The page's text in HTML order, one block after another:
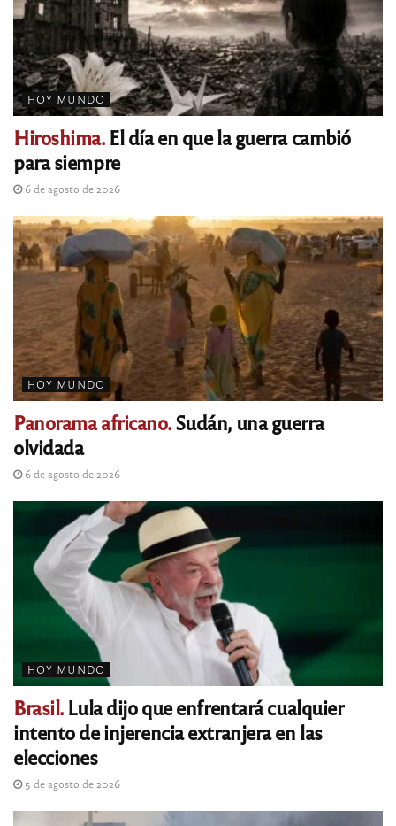
HOY MUNDO
Hiroshima.El día en que la guerra cambió
para siempre
6 de agosto de 2026
HOY MUNDO
Panorama africano.Sudán, una guerra
olvidada
6 de agosto de 2026
HOY MUNDO
Brasil.Lula dijo que enfrentará cualquier
intento de injerencia extranjera en las
elecciones
5 de agosto de 2026